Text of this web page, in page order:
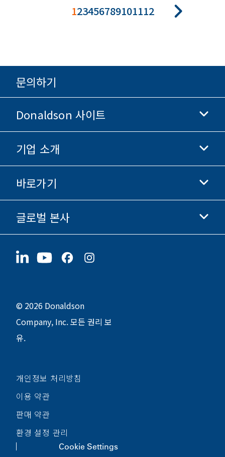
123456789101112
문의하기
Donaldson 사이트
Donaldson 생명과학
Donaldson 쇼핑
기업 소개
기업 정보
윤리 및 준법 경영
채용 정보
바로가기
투자자 정보
협력업체
지속가능성
글로벌 본사
1400 W 94th Street
© 2026 Donaldson
Company, Inc. 모든 권리 보
유.
개인정보 처리방침
이용 약관
판매 약관
환경 설정 관리
Cookie Settings